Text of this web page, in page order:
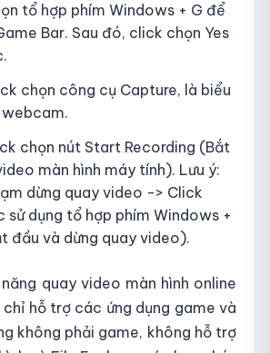
tổ hợp phím Windows + G để
Bar. Sau đó, click chọn Yes
chọn công cụ Capture, là biểu
chọn nút Start Recording (Bắt
màn hình máy tính). Lưu ý:
dừng quay video -> Click
sử dụng tổ hợp phím Windows +
đầu và dừng quay video).
quay video màn hình online
chỉ hỗ trợ các ứng dụng game và
không phải game, không hỗ trợ